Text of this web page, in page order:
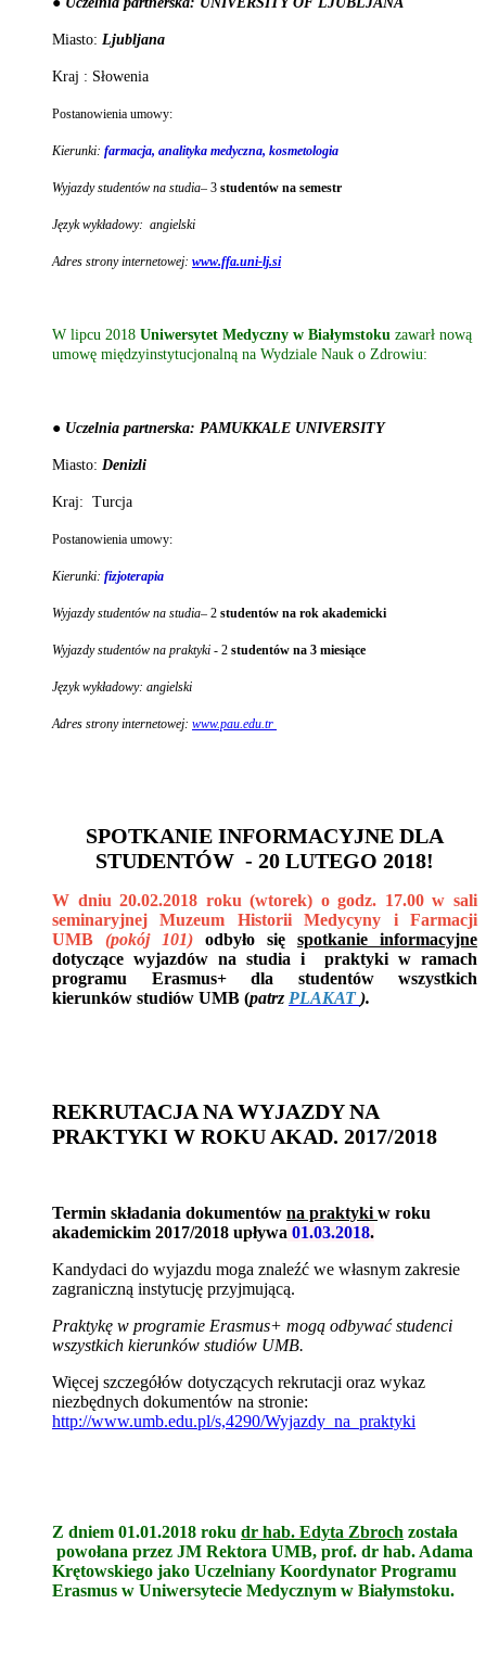
Miasto: Ljubljana
Kraj : Słowenia
Postanowienia umowy:
Kierunki: farmacja, analityka medyczna, kosmetologia
Wyjazdy studentów na studia– 3 studentów na semestr
Język wykładowy: angielski
Adres strony internetowej: www.ffa.uni-lj.si
W lipcu 2018 Uniwersytet Medyczny w Białymstoku zawarł nową
umowę międzyinstytucjonalną na Wydziale Nauk o Zdrowiu:
● Uczelnia partnerska: PAMUKKALE UNIVERSITY
Miasto: Denizli
Kraj: Turcja
Postanowienia umowy:
Kierunki: fizjoterapia
Wyjazdy studentów na studia– 2 studentów na rok akademicki
Wyjazdy studentów na praktyki - 2 studentów na 3 miesiące
Język wykładowy: angielski
Adres strony internetowej: www.pau.edu.tr
SPOTKANIE INFORMACYJNE DLA
STUDENTÓW - 20 LUTEGO 2018!
W dniu 20.02.2018 roku (wtorek) o godz. 17.00 w sali
seminaryjnej Muzeum Historii Medycyny i Farmacji
UMB (pokój 101) odbyło się spotkanie informacyjne
dotyczące wyjazdów na studia i praktyki w ramach
programu Erasmus+ dla studentów wszystkich
kierunków studiów UMB (patrz PLAKAT ).
REKRUTACJA NA WYJAZDY NA
PRAKTYKI W ROKU AKAD. 2017/2018
Termin składania dokumentów na praktyki w roku
akademickim 2017/2018 upływa 01.03.2018.
Kandydaci do wyjazdu moga znaleźć we własnym zakresie
zagraniczną instytucję przyjmującą.
Praktykę w programie Erasmus+ mogą odbywać studenci
wszystkich kierunków studiów UMB.
Więcej szczegółów dotyczących rekrutacji oraz wykaz
niezbędnych dokumentów na stronie:
http://www.umb.edu.pl/s,4290/Wyjazdy_na_praktyki
Z dniem 01.01.2018 roku dr hab. Edyta Zbroch została
powołana przez JM Rektora UMB, prof. dr hab. Adama
Krętowskiego jako Uczelniany Koordynator Programu
Erasmus w Uniwersytecie Medycznym w Białymstoku.